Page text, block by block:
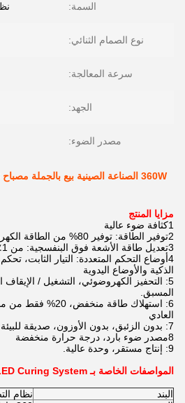
السمة:
نوع الصمام الثنائي:
سرعة المعالجة:
الجهد:
مصدر الضوء:
مزايا المنتج
1كثافة ضوء عالية
2توفير الطاقة: توفير 80% من الطاقة الكهربائية من مصباح الزئبق
3تعديل طاقة الأشعة فوق البنفسجية: من 1٪ إلى 100٪
4أوضاع التحكم المتعددة: التيار الثابت،
الذكية والأوضاع اليدوية
5: التحفيز الكهروضوئي، التشغيل /
المسبق.
6: استهلاك طاقة
العادي
7: بدون الزئبق، بدون الأوزون، صديقة للبيئة
8مصدر ضوء بارد، درجة حرارة منخفضة
9: إنتاج مستقر، وحدة عالية.
المواصفات الخاصة بـ UV LED Curing System
البند نظام